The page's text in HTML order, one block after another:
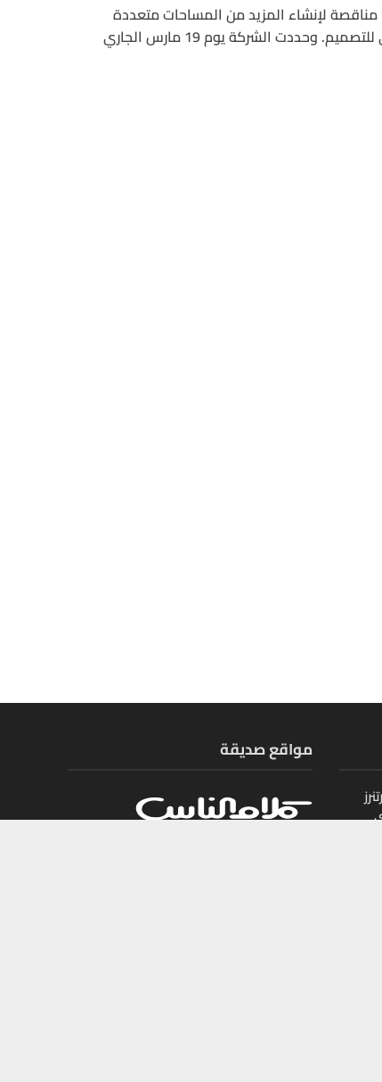
لإنشاء المزيد من المساحات متعددة
الاستخدام ضمن مشروع حي دبي للتصميم. وحددت الشركة يوم 19 مارس الجاري
مواقع صديقة